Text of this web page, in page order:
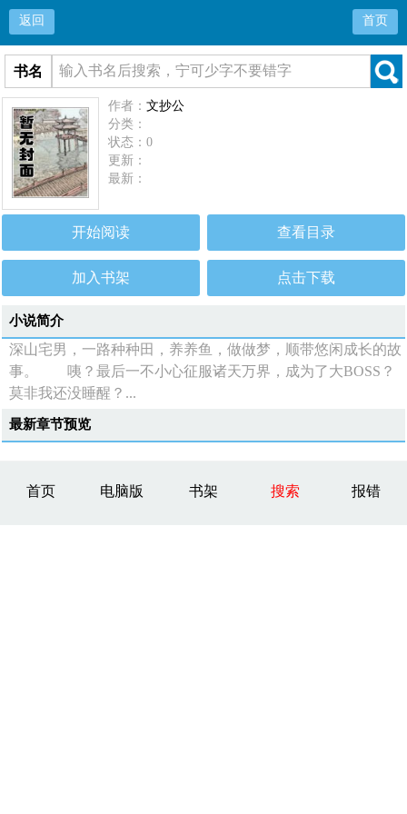
返回 首页
书名
作者：文抄公
分类：
状态：0
更新：
最新：
开始阅读 查看目录
加入书架 点击下载
小说简介
深山宅男，一路种种田，养养鱼，做做梦，顺带悠闲成长的故
事。 咦？最后一不小心征服诸天万界，成为了大BOSS？
莫非我还没睡醒？...
最新章节预览
首页 电脑版 书架 搜索 报错